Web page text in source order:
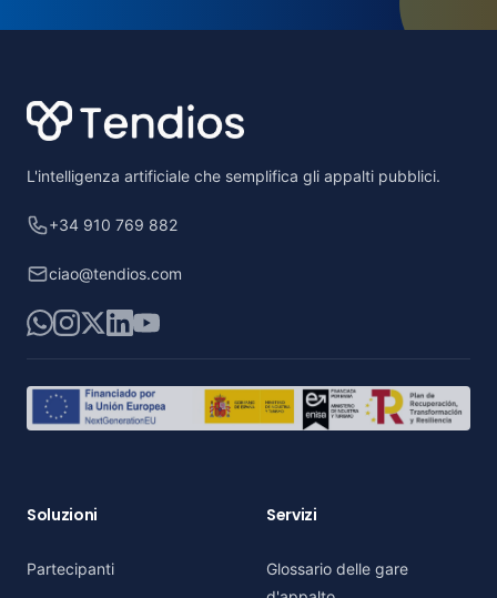
L'intelligenza artificiale che semplifica gli appalti pubblici.
+34 910 769 882
ciao@tendios.com
WhatsApp
Instagram
X LinkedIn
YouTube
Soluzioni
Partecipanti
Servizi
Glossario delle gare